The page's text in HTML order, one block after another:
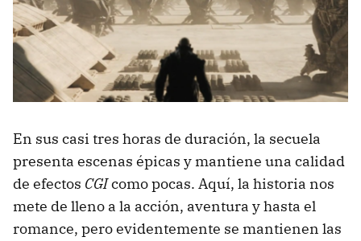
En sus casi tres horas de duración, la secuela
presenta escenas épicas y mantiene una calidad
de efectos CGIcomo pocas. Aquí, la historia nos
mete de lleno a la acción, aventura y hasta el
romance, pero evidentemente se mantienen las